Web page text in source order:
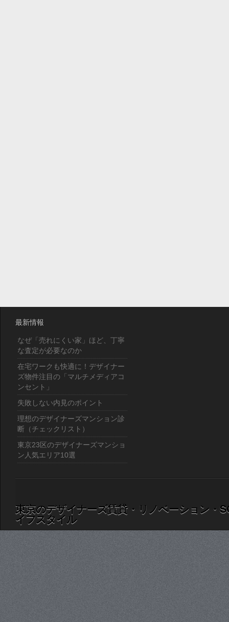
最新情報
なぜ「売れにくい家」ほど、丁寧
な査定が必要なのか
在宅ワークも快適に！デザイナー
ズ物件注目の「マルチメディアコ
ンセント」
失敗しない内見のポイント
理想のデザイナーズマンション診
断（チェックリスト）
東京23区のデザイナーズマンショ
ン人気エリア10選
東京のデザイナーズ賃貸・リノベーション・
イフスタイル